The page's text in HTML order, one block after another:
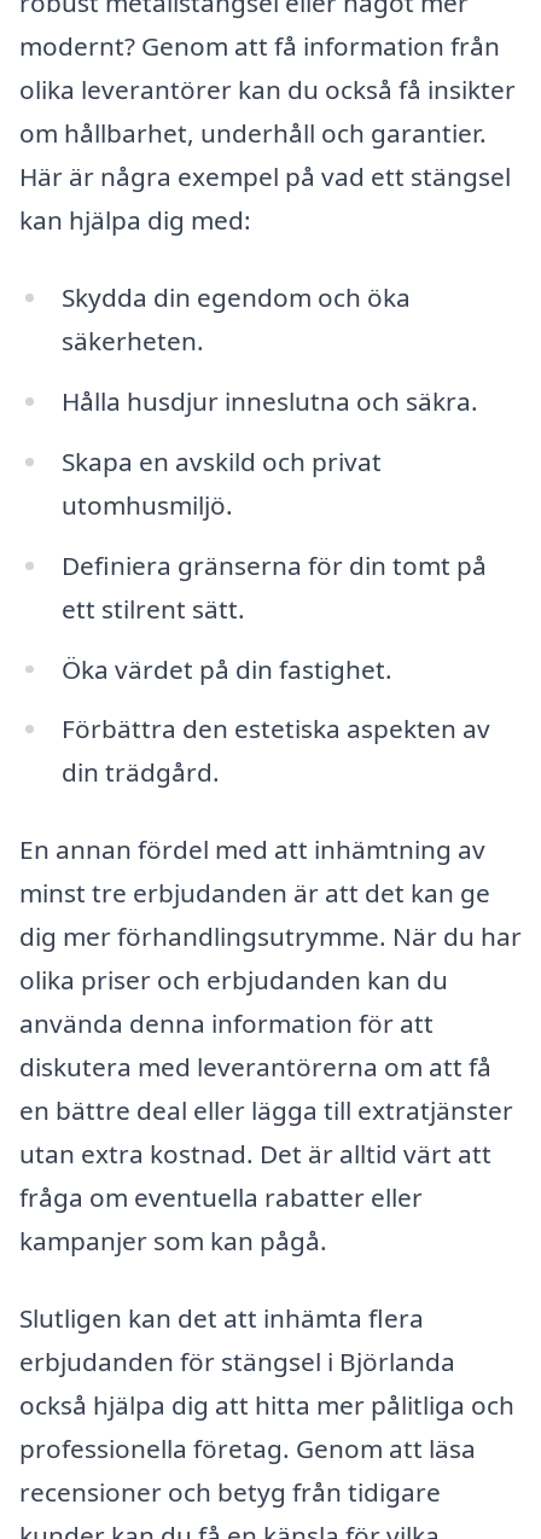
modernt? Genom att få information från
olika leverantörer kan du också få insikter
om hållbarhet, underhåll och garantier.
Här är några exempel på vad ett stängsel
kan hjälpa dig med:
Skydda din egendom och öka
säkerheten.
Hålla husdjur inneslutna och säkra.
Skapa en avskild och privat
utomhusmiljö.
Definiera gränserna för din tomt på
ett stilrent sätt.
Öka värdet på din fastighet.
Förbättra den estetiska aspekten av
din trädgård.
En annan fördel med att inhämtning av
minst tre erbjudanden är att det kan ge
dig mer förhandlingsutrymme. När du har
olika priser och erbjudanden kan du
använda denna information för att
diskutera med leverantörerna om att få
en bättre deal eller lägga till extratjänster
utan extra kostnad. Det är alltid värt att
fråga om eventuella rabatter eller
kampanjer som kan pågå.
Slutligen kan det att inhämta flera
erbjudanden för stängsel i Björlanda
också hjälpa dig att hitta mer pålitliga och
professionella företag. Genom att läsa
recensioner och betyg från tidigare